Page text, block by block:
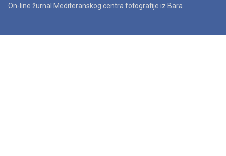
On-line žurnal Mediteranskog centra fotografije iz Bara